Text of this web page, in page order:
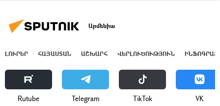
Արմենիա
ԼՈՒՐԵՐ ՀԱՅԱՍՏԱՆ ԱՇԽԱՐՀ ՎԵՐԼՈՒԾՈՒԹՅՈՒՆ
Rutube Telegram ТikТоk VK